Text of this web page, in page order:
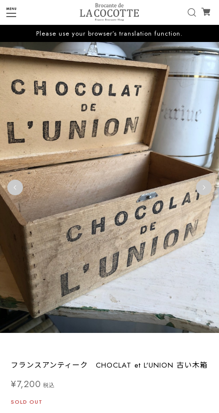
Please use your browser’s translation function.
フランスアンティーク CHOCLAT et L'UNION 古い木箱
¥7,200 税込
SOLD OUT